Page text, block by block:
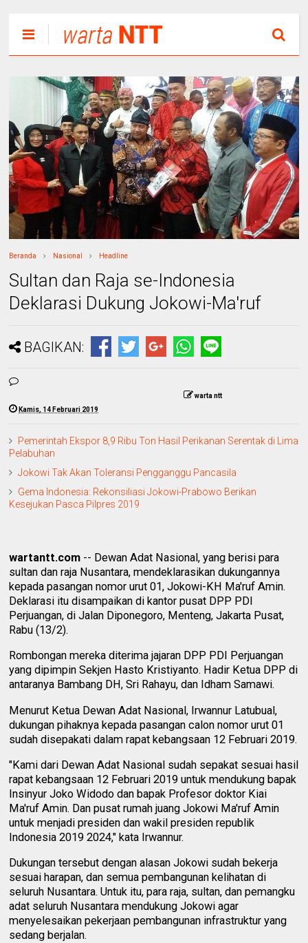
Beranda Nasional Headline
Sultan dan Raja se-Indonesia
Deklarasi Dukung Jokowi-Ma'ruf
BAGIKAN:
warta ntt
Kamis, 14 Februari 2019
Pemerintah Ekspor 8,9 Ribu Ton Hasil Perikanan Serentak di Lima
Pelabuhan
Jokowi Tak Akan Toleransi Pengganggu Pancasila
Gema Indonesia: Rekonsiliasi Jokowi-Prabowo Berikan
Kesejukan Pasca Pilpres 2019
wartantt.com -- Dewan Adat Nasional, yang berisi para
sultan dan raja Nusantara, mendeklarasikan dukungannya
kepada pasangan nomor urut 01, Jokowi-KH Ma'ruf Amin.
Deklarasi itu disampaikan di kantor pusat DPP PDI
Perjuangan, di Jalan Diponegoro, Menteng, Jakarta Pusat,
Rabu (13/2).
Rombongan mereka diterima jajaran DPP PDI Perjuangan
yang dipimpin Sekjen Hasto Kristiyanto. Hadir Ketua DPP di
antaranya Bambang DH, Sri Rahayu, dan Idham Samawi.
Menurut Ketua Dewan Adat Nasional, Irwannur Latubual,
dukungan pihaknya kepada pasangan calon nomor urut 01
sudah disepakati dalam rapat kebangsaan 12 Februari 2019.
"Kami dari Dewan Adat Nasional sudah sepakat sesuai hasil
rapat kebangsaan 12 Februari 2019 untuk mendukung bapak
Insinyur Joko Widodo dan bapak Profesor doktor Kiai
Ma'ruf Amin. Dan pusat rumah juang Jokowi Ma'ruf Amin
untuk menjadi presiden dan wakil presiden republik
Indonesia 2019 2024," kata Irwannur.
Dukungan tersebut dengan alasan Jokowi sudah bekerja
sesuai harapan, dan semua pembangunan kelihatan di
seluruh Nusantara. Untuk itu, para raja, sultan, dan pemangku
adat seluruh Nusantara mendukung Jokowi agar
menyelesaikan pekerjaan pembangunan infrastruktur yang
sedang berjalan.